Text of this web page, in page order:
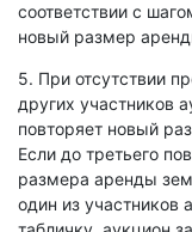
соответствии с
новый размер
5. При отсутствии
других участников
повторяет новый
Если до третьего
размера аренды
один из участников